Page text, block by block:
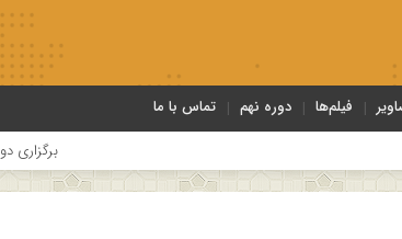
فیلم‌ها دوره نهم تماس با ما
برگزاری دوره بلندمدت تخصصی و